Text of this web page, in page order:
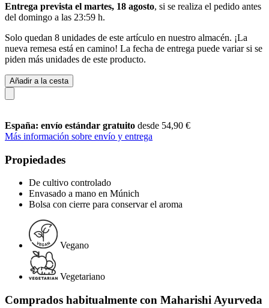
Entrega prevista el martes, 18 agosto, si se realiza el pedido antes
del domingo a las 23:59 h.
Solo quedan 8 unidades de este artículo en nuestro almacén. ¡La
nueva remesa está en camino! La fecha de entrega puede variar si se
piden más unidades de este producto.
Añadir a la cesta
España: envío estándar gratuito desde 54,90 €
Más información sobre envío y entrega
Propiedades
De cultivo controlado
Envasado a mano en Múnich
Bolsa con cierre para conservar el aroma
Vegano
Vegetariano
Comprados habitualmente con Maharishi Ayurveda